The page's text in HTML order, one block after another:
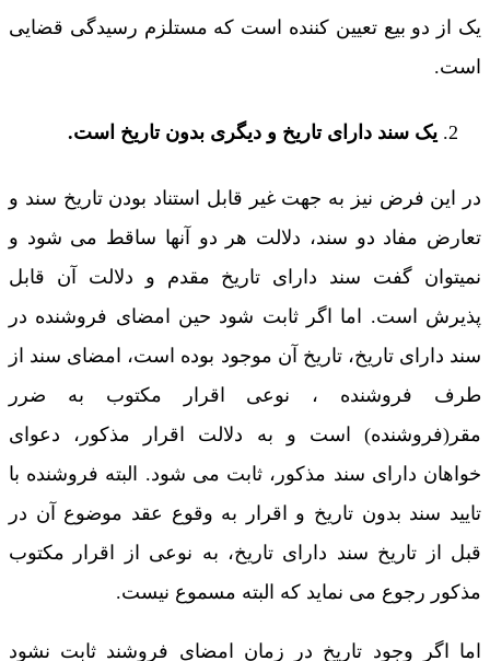
یک از دو بیع تعیین کننده است که مستلزم رسیدگی قضایی
است.
یک سند دارای تاریخ و دیگری بدون تاریخ است.
در این فرض نیز به جهت غیر قابل استناد بودن تاریخ سند و
تعارض مفاد دو سند، دلالت هر دو آنها ساقط می شود و
نمیتوان گفت سند دارای تاریخ مقدم و دلالت آن قابل
پذیرش است. اما اگر ثابت شود حین امضای فروشنده در
سند دارای تاریخ، تاریخ آن موجود بوده است، امضای سند از
طرف فروشنده ، نوعی اقرار مکتوب به ضرر
مقر(فروشنده) است و به دلالت اقرار مذکور، دعوای
خواهان دارای سند مذکور، ثابت می شود. البته فروشنده با
تایید سند بدون تاریخ و اقرار به وقوع عقد موضوع آن در
قبل از تاریخ سند دارای تاریخ، به نوعی از اقرار مکتوب
مذکور رجوع می نماید که البته مسموع نیست.
اما اگر وجود تاریخ در زمان امضای فروشند ثابت نشود